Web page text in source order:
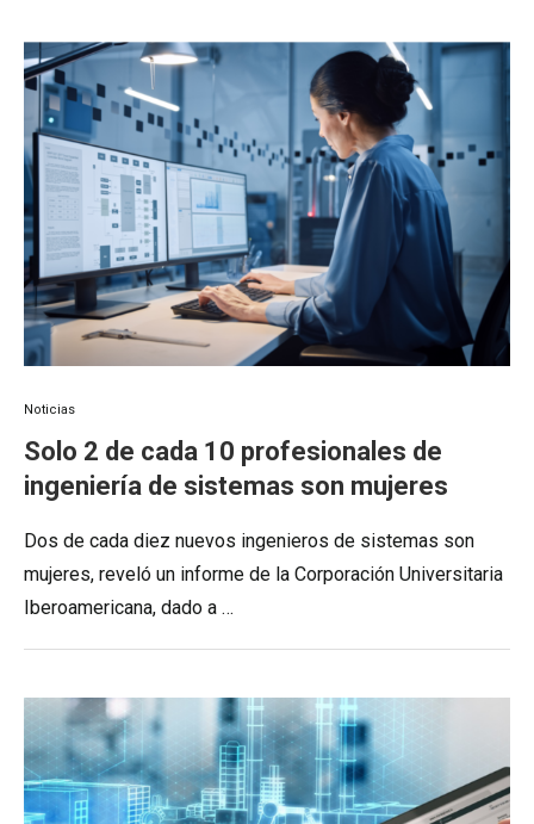
Noticias
Solo 2 de cada 10 profesionales de
ingeniería de sistemas son mujeres
Dos de cada diez nuevos ingenieros de sistemas son
mujeres, reveló un informe de la Corporación Universitaria
Iberoamericana, dado a …